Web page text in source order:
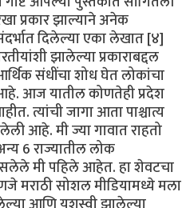
प्रकार झाल्याने अनेक
दिलेल्या एका लेखात [४]
झालेल्या प्रकाराबद्दल
संधींचा शोध घेत लोकांचा
आज यातील कोणतेही प्रदेश
त्यांची जागा आता पाश्चात्य
आहे. मी ज्या गावात राहतो
6 राज्यातील लोक
मी पहिले आहेत. हा शेवटचा
मराठी सोशल मीडियामध्ये मला